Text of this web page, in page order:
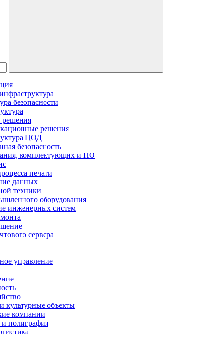
безопасности
решения
решения
ЦОД
безопасность
комплектующих и ПО
печати
данных
техники
оборудования
инженерных систем
сервера
управление
культурные объекты
компании
и полиграфия